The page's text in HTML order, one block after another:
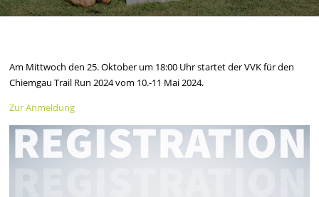
Am Mittwoch den 25. Oktober um 18:00 Uhr startet der VVK für den
Chiemgau Trail Run 2024 vom 10.-11 Mai 2024.
Zur Anmeldung